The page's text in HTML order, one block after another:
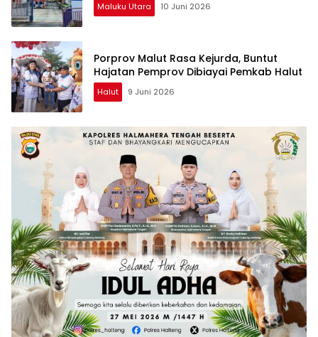
Maluku Utara 10 Juni 2026
Porprov Malut Rasa Kejurda, Buntut
Hajatan Pemprov Dibiayai Pemkab Halut
Halut 9 Juni 2026